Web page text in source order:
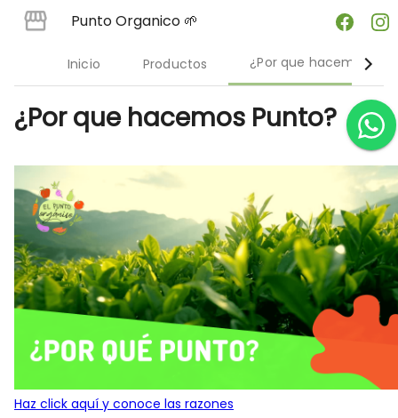
Punto Organico 🌱
Inicio Productos ¿Por que hacemos
¿Por que hacemos Punto?
Haz click aquí y conoce las razones